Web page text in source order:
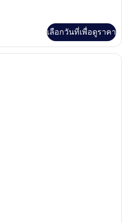
เลือกวันที่เพื่อดูราคา